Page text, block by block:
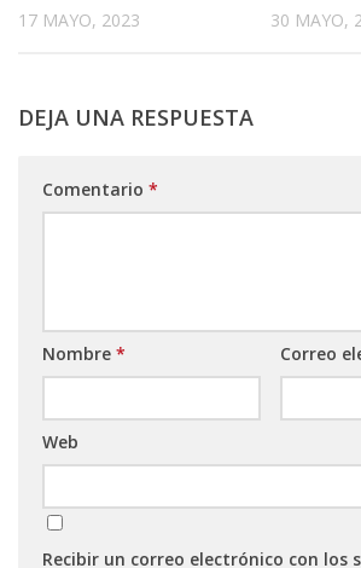
17 MAYO, 2023 30 MAYO,
DEJA UNA RESPUESTA
Comentario *
Nombre * Correo
Web
Recibir un correo electrónico con los